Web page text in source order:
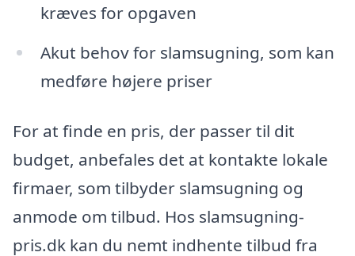
kræves for opgaven
Akut behov for slamsugning, som kan
medføre højere priser
For at finde en pris, der passer til dit
budget, anbefales det at kontakte lokale
firmaer, som tilbyder slamsugning og
anmode om tilbud. Hos slamsugning-
pris.dk kan du nemt indhente tilbud fra